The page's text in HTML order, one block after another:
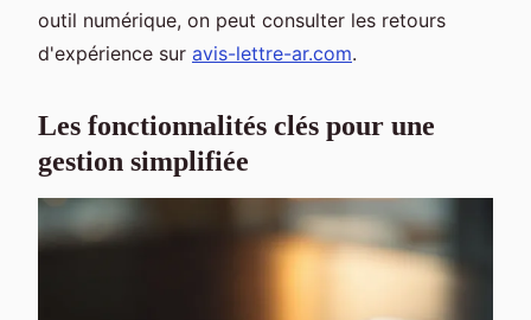
outil numérique, on peut consulter les retours
d'expérience sur avis-lettre-ar.com.
Les fonctionnalités clés pour une
gestion simplifiée